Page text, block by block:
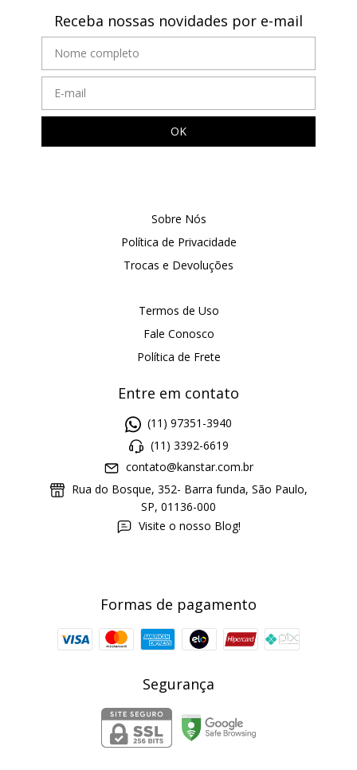
Receba nossas novidades por e-mail
Sobre Nós
Política de Privacidade
Trocas e Devoluções
Termos de Uso
Fale Conosco
Política de Frete
Entre em contato
(11) 97351-3940
(11) 3392-6619
contato@kanstar.com.br
Rua do Bosque, 352- Barra funda, São Paulo,
SP, 01136-000
Visite o nosso Blog!
Formas de pagamento
Segurança